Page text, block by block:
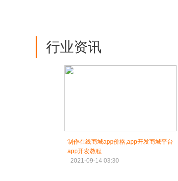
行业资讯
制作在线商城app价格,app开发商城平台
app开发教程
2021-09-14 03:30